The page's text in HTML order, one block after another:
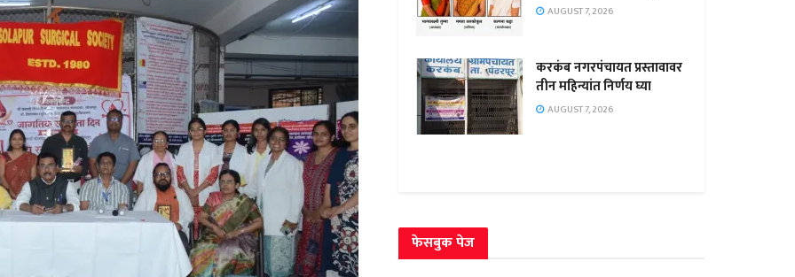
AUGUST 7, 2026
करकंब नगरपंचायत प्रस्तावावर
तीन महिन्यांत निर्णय घ्या
AUGUST 7, 2026
फेसबुक पेज